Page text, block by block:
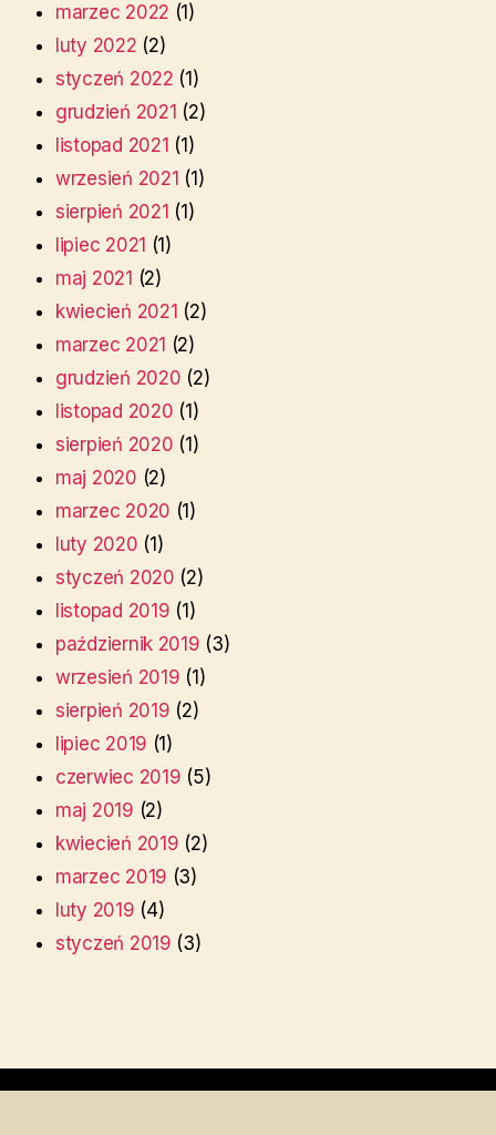
marzec 2022 (1)
luty 2022 (2)
styczeń 2022 (1)
grudzień 2021 (2)
listopad 2021 (1)
wrzesień 2021 (1)
sierpień 2021 (1)
lipiec 2021 (1)
maj 2021 (2)
kwiecień 2021 (2)
marzec 2021 (2)
grudzień 2020 (2)
listopad 2020 (1)
sierpień 2020 (1)
maj 2020 (2)
marzec 2020 (1)
luty 2020 (1)
styczeń 2020 (2)
listopad 2019 (1)
październik 2019 (3)
wrzesień 2019 (1)
sierpień 2019 (2)
lipiec 2019 (1)
czerwiec 2019 (5)
maj 2019 (2)
kwiecień 2019 (2)
marzec 2019 (3)
luty 2019 (4)
styczeń 2019 (3)